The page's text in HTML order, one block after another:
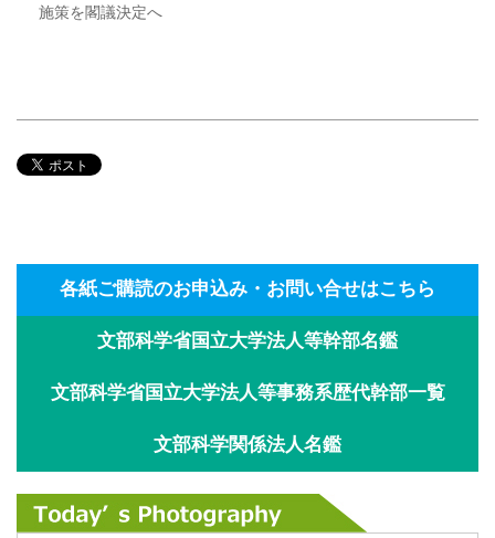
施策を閣議決定へ
各紙ご購読のお申込み・お問い合せはこちら
文部科学省国立大学法人等幹部名鑑
文部科学省国立大学法人等事務系歴代幹部一覧
文部科学関係法人名鑑